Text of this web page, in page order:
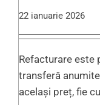
22 ianuarie 2026
Refacturare este
transferă
același preț, fie